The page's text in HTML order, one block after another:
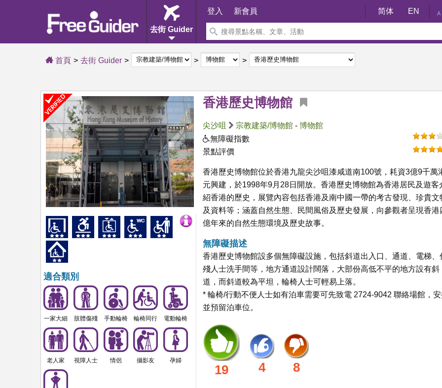
去街 Guider
登入 新會員 简体 EN A
首頁 去街 Guider
香港歷史博物館
尖沙咀 宗教建築/博物館 - 博物館
無障礙指數
景點評價
適合類別
一家大細 肢體傷殘 手動輪椅 輪椅同行 電動輪椅
老人家 視障人士 情侶 攝影友 孕婦
香港歷史博物館位於香港九龍尖沙咀漆咸道南100號，耗資3億9千萬
元興建，於1998年9月28日開放。香港歷史博物館為香港居民及遊客
紹香港的歷史，展覽內容包括香港及南中國一帶的考古發現、珍貴文
及資料等；涵蓋自然生態、民間風俗及歷史發展，向參觀者呈現香港
億年來的自然生態環境及歷史故事。
無障礙描述
香港歷史博物館設多個無障礙設施，包括斜道出入口、通道、電梯、
殘人士洗手間等，地方通道設計闊落，大部份高低不平的地方設有斜
道，而斜道較為平坦，輪椅人士可輕易上落。
* 輪椅/行動不便人士如有泊車需要可先致電 2724-9042 聯絡場館，
並預留泊車位。
19 4 8